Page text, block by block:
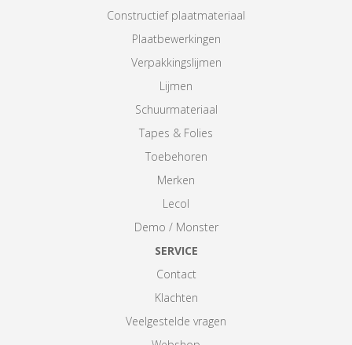
Constructief plaatmateriaal
Plaatbewerkingen
Verpakkingslijmen
Lijmen
Schuurmateriaal
Tapes & Folies
Toebehoren
Merken
Lecol
Demo / Monster
SERVICE
Contact
Klachten
Veelgestelde vragen